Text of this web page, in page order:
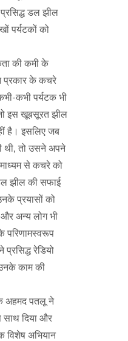
डल झील
पर्यटकों को
की कमी के
प्रकार के कचरे
कभी पर्यटक भी
इस खूबसूरत झील
है। इसलिए जब
थी, तो उसने अपने
से कचरे को
झील की सफाई
प्रयासों को
और अन्य लोग भी
प्रसिद्ध रेडियो
काम की
अहमद पतलू ने
साथ दिया और
विशेष अभियान